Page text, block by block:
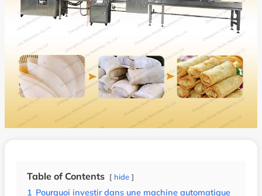
Table of Contents hide
1 Pourquoi investir dans une machine automatique